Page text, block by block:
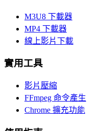
M3U8 下載器
MP4 下載器
線上影片下載
實用工具
影片壓縮
FFmpeg 命令產生
Chrome 擴充功能